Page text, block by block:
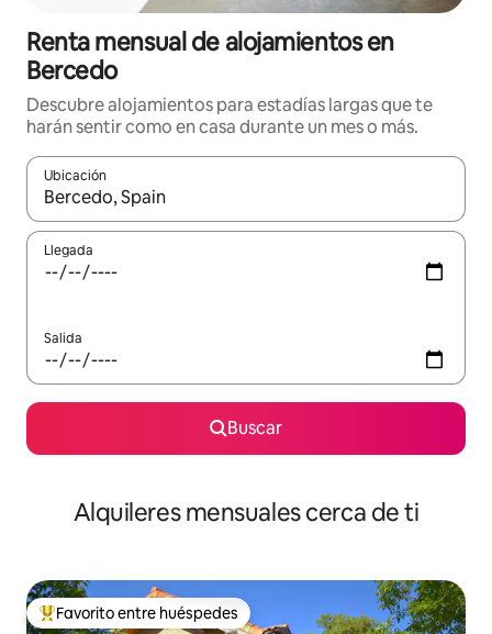
Renta mensual de alojamientos en
Bercedo
Descubre alojamientos para estadías largas que te
harán sentir como en casa durante un mes o más.
Ubicación
Cuando los resultados estén disponibles, navega con las
Llegada
Salida
Buscar
Alquileres mensuales cerca de ti
Favorito entre huéspedes preferido
Favorito entre huéspedes